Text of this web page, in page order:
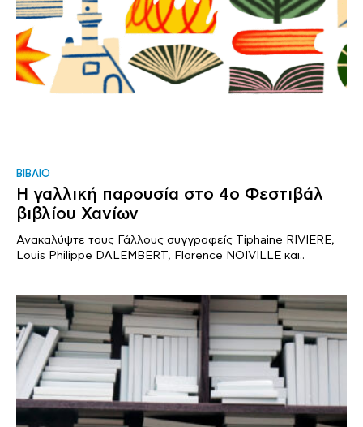
ΒΙΒΛΙΟ
Η γαλλική παρουσία στο 4ο Φεστιβάλ
βιβλίου Χανίων
Ανακαλύψτε τους Γάλλους συγγραφείς Tiphaine RIVIERE,
Louis Philippe DALEMBERT, Florence NOIVILLE και..